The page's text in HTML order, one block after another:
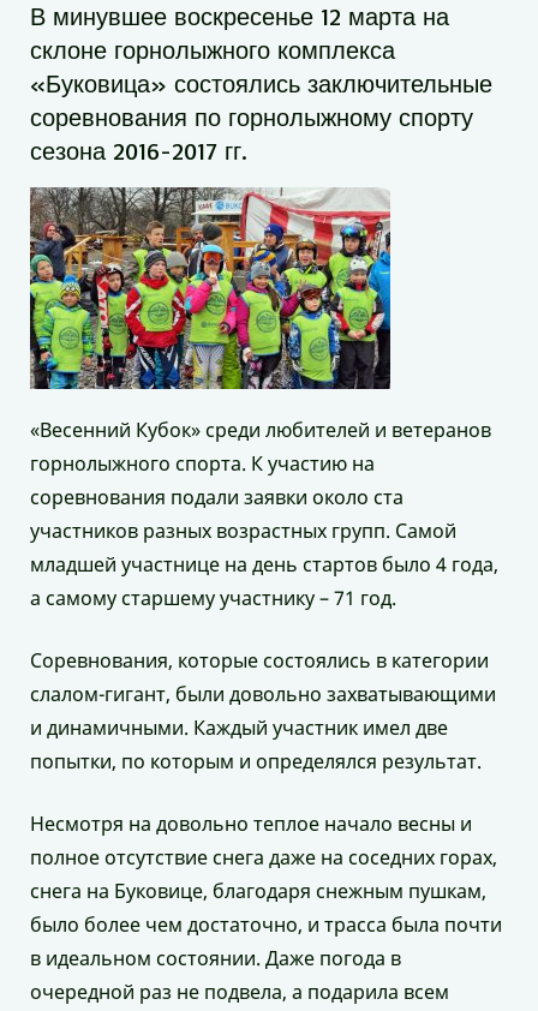
В минувшее воскресенье 12 марта на
склоне горнолыжного комплекса
«Буковица» состоялись заключительные
соревнования по горнолыжному спорту
сезона 2016-2017 гг.
«Весенний Кубок» среди любителей и ветеранов
горнолыжного спорта. К участию на
соревнования подали заявки около ста
участников разных возрастных групп. Самой
младшей участнице на день стартов было 4 года,
а самому старшему участнику – 71 год.
Соревнования, которые состоялись в категории
слалом-гигант, были довольно захватывающими
и динамичными. Каждый участник имел две
попытки, по которым и определялся результат.
Несмотря на довольно теплое начало весны и
полное отсутствие снега даже на соседних горах,
снега на Буковице, благодаря снежным пушкам,
было более чем достаточно, и трасса была почти
в идеальном состоянии. Даже погода в
очередной раз не подвела, а подарила всем